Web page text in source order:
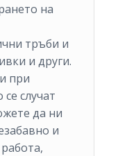
на
тръби и
и други.
при
случат
да ни
и